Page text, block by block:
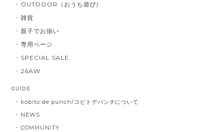
OUTDOOR（おうち遊び)
雑貨
親子でお揃い
専用ページ
SPECIAL SALE
26AW
GUIDE
kobito de punch/コビトデパンチについて
NEWS
COMMUNITY